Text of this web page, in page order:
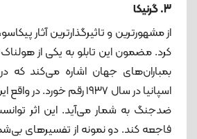
3. گرنیکا
از مشهورترین و تاثیرگذارترین آثار
کرد. مضمون این تابلو به یکی از
بمباران‌های جهان اشاره می‌کند که
اسپانیا در سال ١٩٣٧ رقم
ضدجنگ به شمار می‌آید. این اثر
فاجعه کند. دو نمونه از تفسیرهای